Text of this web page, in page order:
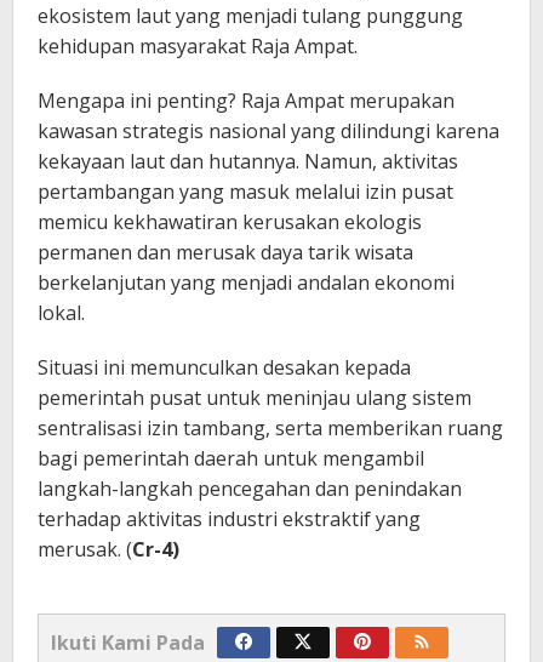
ekosistem laut yang menjadi tulang punggung
kehidupan masyarakat Raja Ampat.
Mengapa ini penting? Raja Ampat merupakan
kawasan strategis nasional yang dilindungi karena
kekayaan laut dan hutannya. Namun, aktivitas
pertambangan yang masuk melalui izin pusat
memicu kekhawatiran kerusakan ekologis
permanen dan merusak daya tarik wisata
berkelanjutan yang menjadi andalan ekonomi
lokal.
Situasi ini memunculkan desakan kepada
pemerintah pusat untuk meninjau ulang sistem
sentralisasi izin tambang, serta memberikan ruang
bagi pemerintah daerah untuk mengambil
langkah-langkah pencegahan dan penindakan
terhadap aktivitas industri ekstraktif yang
merusak. (Cr-4)
Ikuti Kami Pada